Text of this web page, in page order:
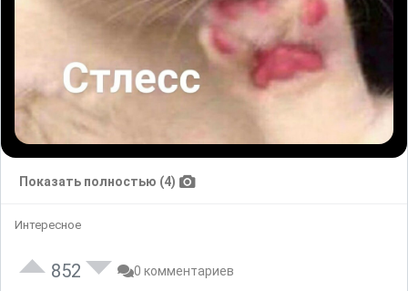
Показать полностью (4)
Интересное
852 0 комментариев